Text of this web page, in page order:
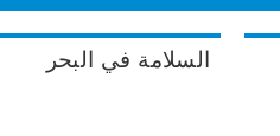
السلامة في البحر